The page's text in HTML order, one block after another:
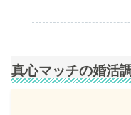
真心マッチの婚活